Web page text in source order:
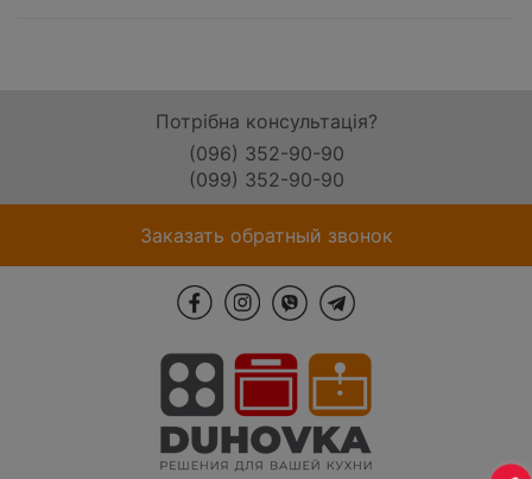
Потрібна консультація?
(096) 352-90-90
(099) 352-90-90
Заказать обратный звонок